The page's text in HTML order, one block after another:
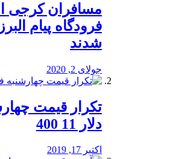
مسافران کرجی
فرودگاه پیام
شدند
جولای 2, 2020
تکرار قیمت
دلار 11 400
اکتبر 17, 2019